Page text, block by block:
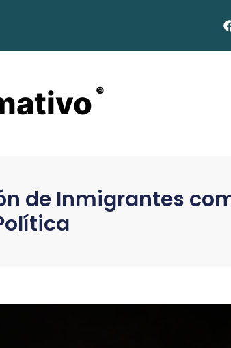
©
de Inmigrantes